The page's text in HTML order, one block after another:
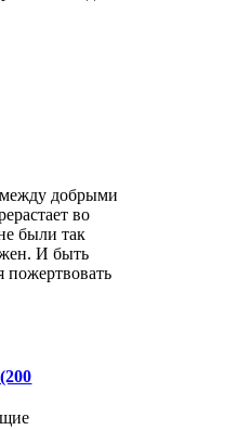
между добрыми
во
были так
И быть
пожертвовать